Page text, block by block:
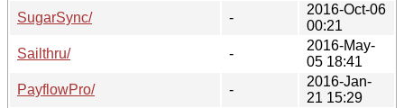
SugarSync/
-
2016-Oct-06
00:21
Sailthru/
-
2016-May-
05 18:41
PayflowPro/
-
2016-Jan-
21 15:29